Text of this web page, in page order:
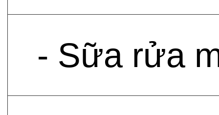
- Sữa rửa